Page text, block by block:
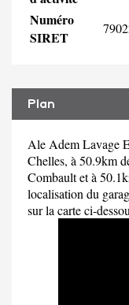
Numéro
SIRET
Plan
Ale Adem Lavage
Chelles, à 50.9km
Combault et à
localisation du
sur la carte ci-